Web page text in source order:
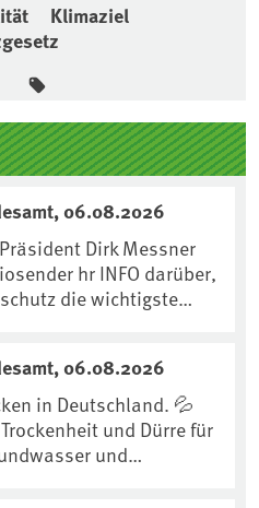
Klimaziel
06.08.2026
Dirk Messner
hr INFO darüber,
episode/urn
06.08.2026
in Deutschland. 💦
und Dürre für
und